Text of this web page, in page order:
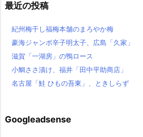
最近の投稿
紀州梅干し福梅本舗のまろやか梅
豪海ジャンボ辛子明太子、広島「久家」
滋賀「一湖房」の鴨ロース
小鯛ささ漬け、福井「田中平助商店」
名古屋「鮭 ひもの吾東」、ときしらず
Googleadsense